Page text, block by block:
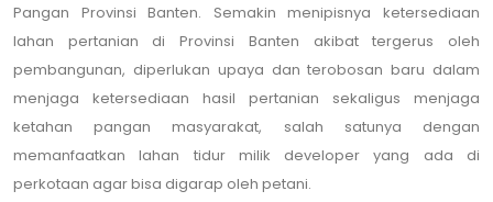
Pangan Provinsi Banten. Semakin menipisnya ketersediaan
lahan pertanian di Provinsi Banten akibat tergerus oleh
pembangunan, diperlukan upaya dan terobosan baru dalam
menjaga ketersediaan hasil pertanian sekaligus menjaga
ketahan pangan masyarakat, salah satunya dengan
memanfaatkan lahan tidur milik developer yang ada di
perkotaan agar bisa digarap oleh petani.